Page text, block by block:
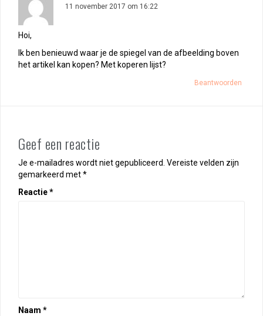
11 november 2017 om 16:22
Hoi,
Ik ben benieuwd waar je de spiegel van de afbeelding boven
het artikel kan kopen? Met koperen lijst?
Beantwoorden
Geef een reactie
Je e-mailadres wordt niet gepubliceerd. Vereiste velden zijn
gemarkeerd met*
Reactie*
Naam *